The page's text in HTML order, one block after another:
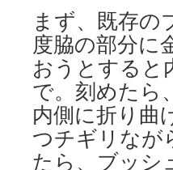
まず、既存の
度脇の部分に
おうとすると
で。刻めたら
内側に折り曲
つチギリなが
たら、ブッシ